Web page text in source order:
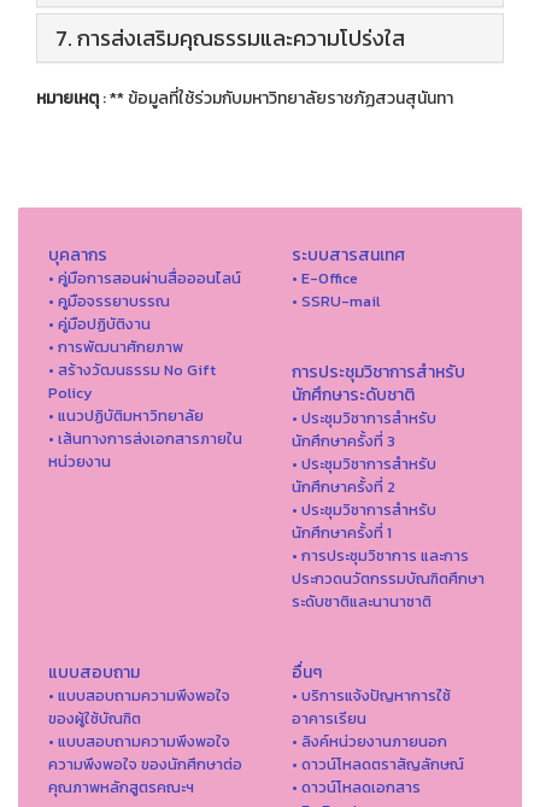
7. การส่งเสริมคุณธรรมและความโปร่งใส
หมายเหตุ: ** ข้อมูลที่ใช้ร่วมกับมหาวิทยาลัยราชภัฏสวนสุนันทา
บุคลากร
• คู่มือการสอนผ่านสื่อออนไลน์
• คูมือจรรยาบรรณ
• คู่มือปฏิบัติงาน
• การพัฒนาศักยภาพ
• สร้างวัฒนธรรม No Gift
Policy
• แนวปฏิบัติมหาวิทยาลัย
• เส้นทางการส่งเอกสารภายใน
หน่วยงาน
ระบบสารสนเทศ
• E-Office
• SSRU-mail
การประชุมวิชาการสำหรับ
นักศึกษาระดับชาติ
• ประชุมวิชาการสำหรับ
นักศึกษาครั้งที่ 3
• ประชุมวิชาการสำหรับ
นักศึกษาครั้งที่ 2
• ประชุมวิชาการสำหรับ
นักศึกษาครั้งที่ 1
• การประชุมวิชาการ และการ
ประกวดนวัตกรรมบัณฑิตศึกษา
ระดับชาติและนานาชาติ
แบบสอบถาม
• แบบสอบถามความพึงพอใจ
ของผู้ใช้บัณฑิต
• แบบสอบถามความพึงพอใจ
ความพึงพอใจ ของนักศึกษาต่อ
คุณภาพหลักสูตรคณะฯ
อื่นๆ
• บริการแจ้งปัญหาการใ่ช้
อาคารเรียน
• ลิงค์หน่วยงานภายนอก
• ดาวน์โหลดตราสัญลักษณ์
• ดาวน์โหลดเอกสาร